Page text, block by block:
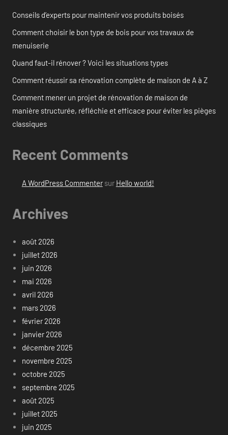
Conseils d’experts pour maintenir vos produits boisés
Comment choisir le bon type de bois pour vos travaux de
menuiserie
Quand faut-il rénover ? Voici les situations types
Comment réussir sa rénovation complète de maison de A à Z
Comment mener un projet de rénovation de maison de
manière structurée, réfléchie et efficace pour éviter les pièges
classiques
Recent Comments
A WordPress Commentersur Hello world!
Archives
août 2026
juillet 2026
juin 2026
mai 2026
avril 2026
mars 2026
février 2026
janvier 2026
décembre 2025
novembre 2025
octobre 2025
septembre 2025
août 2025
juillet 2025
juin 2025